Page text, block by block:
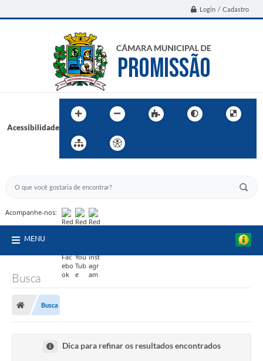
Login / Cadastro
Acessibilidade
Acompanhe-nos:
MENU
Busca
Busca
Dica para refinar os resultados encontrados